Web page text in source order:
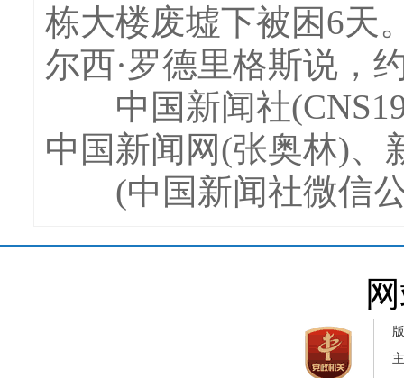
栋大楼废墟下被困6天
尔西·罗德里格斯说，
中国新闻社
中国新闻网(张奥林)、
(中国新闻社微信